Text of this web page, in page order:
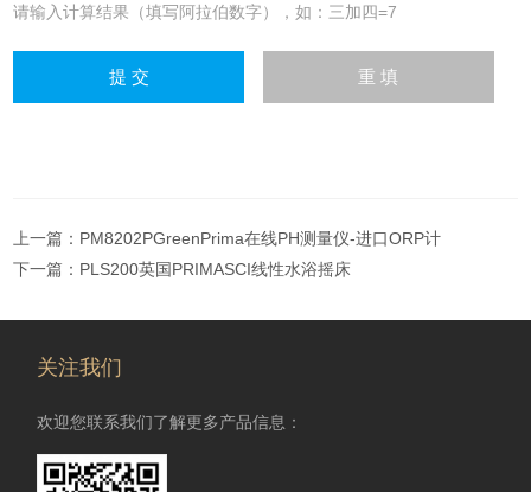
请输入计算结果（填写阿拉伯数字），如：三加四=7
上一篇： PM8202PGreenPrima在线PH测量仪-进口ORP计
下一篇： PLS200英国PRIMASCI线性水浴摇床
关注我们
欢迎您联系我们了解更多产品信息：